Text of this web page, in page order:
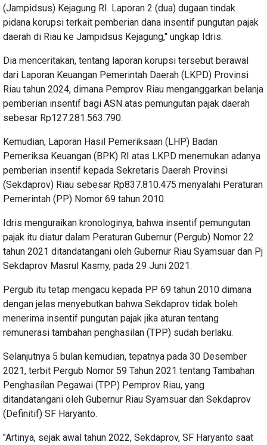
(Jampidsus) Kejagung RI. Laporan 2 (dua) dugaan tindak
pidana korupsi terkait pemberian dana insentif pungutan pajak
daerah di Riau ke Jampidsus Kejagung," ungkap Idris.
Dia menceritakan, tentang laporan korupsi tersebut berawal
dari Laporan Keuangan Pemerintah Daerah (LKPD) Provinsi
Riau tahun 2024, dimana Pemprov Riau menganggarkan belanja
pemberian insentif bagi ASN atas pemungutan pajak daerah
sebesar Rp127.281.563.790.
Kemudian, Laporan Hasil Pemeriksaan (LHP) Badan
Pemeriksa Keuangan (BPK) RI atas LKPD menemukan adanya
pemberian insentif kepada Sekretaris Daerah Provinsi
(Sekdaprov) Riau sebesar Rp837.810.475 menyalahi Peraturan
Pemerintah (PP) Nomor 69 tahun 2010.
Idris menguraikan kronologinya, bahwa insentif pemungutan
pajak itu diatur dalam Peraturan Gubernur (Pergub) Nomor 22
tahun 2021 ditandatangani oleh Gubernur Riau Syamsuar dan Pj
Sekdaprov Masrul Kasmy, pada 29 Juni 2021.
Pergub itu tetap mengacu kepada PP 69 tahun 2010 dimana
dengan jelas menyebutkan bahwa Sekdaprov tidak boleh
menerima insentif pungutan pajak jika aturan tentang
remunerasi tambahan penghasilan (TPP) sudah berlaku.
Selanjutnya 5 bulan kemudian, tepatnya pada 30 Desember
2021, terbit Pergub Nomor 59 Tahun 2021 tentang Tambahan
Penghasilan Pegawai (TPP) Pemprov Riau, yang
ditandatangani oleh Gubernur Riau Syamsuar dan Sekdaprov
(Definitif) SF Haryanto.
"Artinya, sejak awal tahun 2022, Sekdaprov, SF Haryanto saat